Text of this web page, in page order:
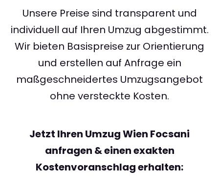
Unsere Preise sind transparent und
individuell auf Ihren Umzug abgestimmt.
Wir bieten Basispreise zur Orientierung
und erstellen auf Anfrage ein
maßgeschneidertes Umzugsangebot
ohne versteckte Kosten.
Jetzt Ihren Umzug Wien Focsani
anfragen & einen exakten
Kostenvoranschlag erhalten: